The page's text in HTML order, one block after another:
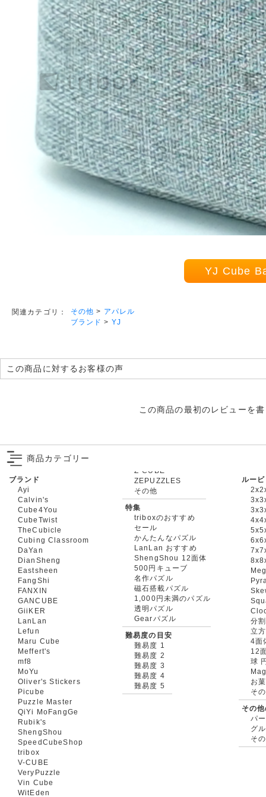
YJ Cube
関連カテゴリ： その他 > アパレル
ブランド > YJ
この商品に対するお客様の声
この商品の最初のレビューを
商品カテゴリー
ブランド
Ayi
Calvin's
Cube4You
CubeTwist
TheCubicle
Cubing Classroom
DaYan
DianSheng
Eastsheen
FangShi
FANXIN
GANCUBE
GiiKER
LanLan
Lefun
Maru Cube
Meffert's
mf8
MoYu
Oliver's Stickers
Picube
Puzzle Master
QiYi MoFangGe
Rubik's
ShengShou
SpeedCubeShop
tribox
V-CUBE
VeryPuzzle
Vin Cube
WitEden
ZEPUZZLES
その他
特集
triboxのおすすめ
セール
かんたんなパズル
LanLan おすすめ
ShengShou 12面体
500円キューブ
名作パズル
磁石搭載パズル
1,000円未満のパズル
透明パズル
Gearパズル
難易度の目安
難易度 1
難易度 2
難易度 3
難易度 4
難易度 5
ルー
分
立
4面
12
球
お
そ
その
パ
グ
そ